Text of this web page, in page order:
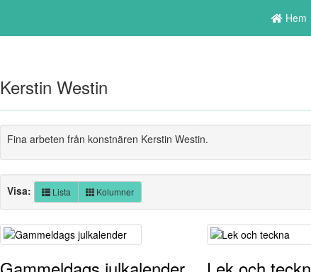
Hem
Kerstin Westin
Fina arbeten från konstnären Kerstin Westin.
Visa: Lista Kolumner